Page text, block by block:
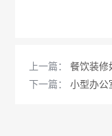
上一篇： 餐饮装修
下一篇：小型办公